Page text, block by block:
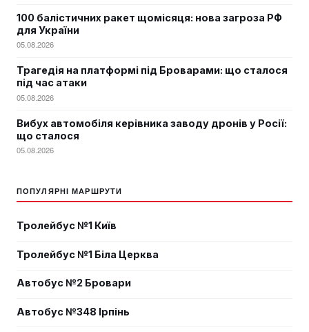
100 балістичних ракет щомісяця: нова загроза РФ
для України
05.08.2026
Трагедія на платформі під Броварами: що сталося
під час атаки
05.08.2026
Вибух автомобіля керівника заводу дронів у Росії:
що сталося
05.08.2026
ПОПУЛЯРНІ МАРШРУТИ
Тролейбус №1 Київ
Тролейбус №1 Біла Церква
Автобус №2 Бровари
Автобус №348 Ірпінь